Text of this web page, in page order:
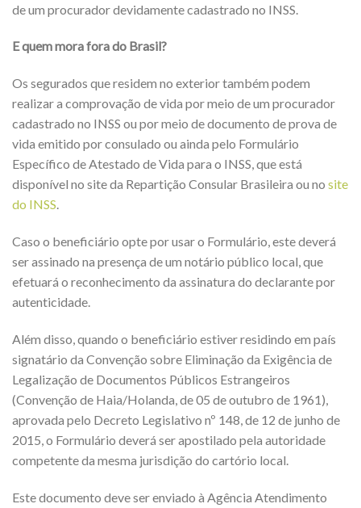
de um procurador devidamente cadastrado no INSS.
E quem mora fora do Brasil?
Os segurados que residem no exterior também podem
realizar a comprovação de vida por meio de um procurador
cadastrado no INSS ou por meio de documento de prova de
vida emitido por consulado ou ainda pelo Formulário
Específico de Atestado de Vida para o INSS, que está
disponível no site da Repartição Consular Brasileira ou no site
do INSS.
Caso o beneficiário opte por usar o Formulário, este deverá
ser assinado na presença de um notário público local, que
efetuará o reconhecimento da assinatura do declarante por
autenticidade.
Além disso, quando o beneficiário estiver residindo em país
signatário da Convenção sobre Eliminação da Exigência de
Legalização de Documentos Públicos Estrangeiros
(Convenção de Haia/Holanda, de 05 de outubro de 1961),
aprovada pelo Decreto Legislativo nº 148, de 12 de junho de
2015, o Formulário deverá ser apostilado pela autoridade
competente da mesma jurisdição do cartório local.
Este documento deve ser enviado à Agência Atendimento